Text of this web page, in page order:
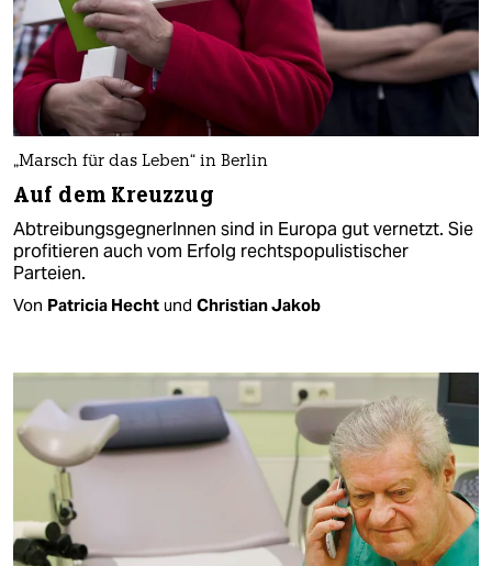
„Marsch für das Leben“ in Berlin
Auf dem Kreuzzug
AbtreibungsgegnerInnen sind in Europa gut vernetzt. Sie
profitieren auch vom Erfolg rechtspopulistischer
Parteien.
Von Patricia Hecht und Christian Jakob